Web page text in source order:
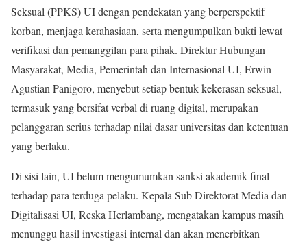
Seksual (PPKS) UI dengan pendekatan yang berperspektif
korban, menjaga kerahasiaan, serta mengumpulkan bukti lewat
verifikasi dan pemanggilan para pihak. Direktur Hubungan
Masyarakat, Media, Pemerintah dan Internasional UI, Erwin
Agustian Panigoro, menyebut setiap bentuk kekerasan seksual,
termasuk yang bersifat verbal di ruang digital, merupakan
pelanggaran serius terhadap nilai dasar universitas dan ketentuan
yang berlaku.
Di sisi lain, UI belum mengumumkan sanksi akademik final
terhadap para terduga pelaku. Kepala Sub Direktorat Media dan
Digitalisasi UI, Reska Herlambang, mengatakan kampus masih
menunggu hasil investigasi internal dan akan menerbitkan